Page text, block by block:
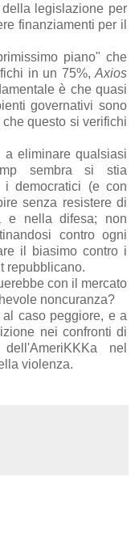
legislazione per
finanziamenti per il
piano" che
in un 75%, Axios
è che quasi
governativi sono
questo si verifichi
a eliminare qualsiasi
sembra si stia
democratici (e con
senza resistere di
e nella difesa; non
contro ogni
il biasimo contro i
repubblicano.
con il mercato
noncuranza?
caso peggiore, e a
nei confronti di
nel
violenza.